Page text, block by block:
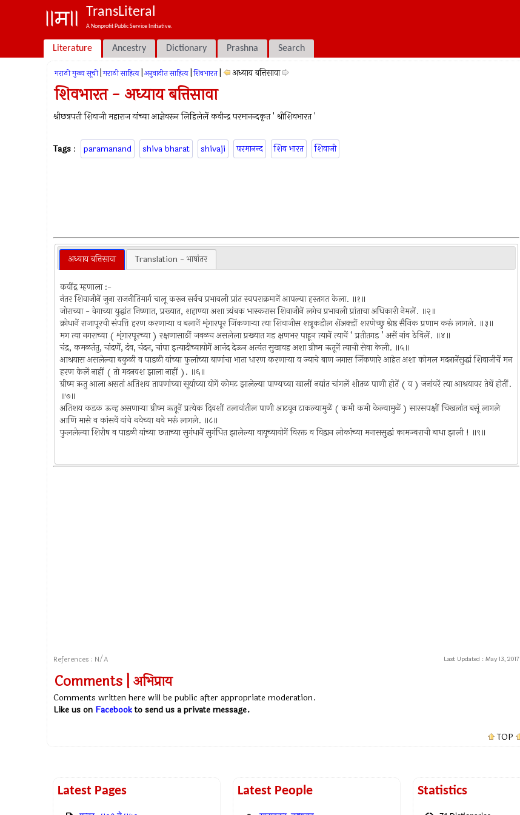
TransLiteral
A Nonprofit Public Service Initiative.
Literature Ancestry Dictionary Prashna Search
मराठी मुख्य सूची मराठी साहित्य अनुवादीत साहित्य शिवभारत अध्याय बत्तिसावा
शिवभारत - अध्याय बत्तिसावा
श्रीछत्रपती शिवाजी महाराज यांच्या आज्ञेवरून लिहिलेलें कवीन्द्र परमानन्दकृत ' श्रीशिवभारत '
Tags : paramanand shiva bharat shivaji परमानन्द शिव भारत शिवाजी
अध्याय बत्तिसावा Translation - भाषांतर
कवींद्र म्हणाला :-
नंतर शिवाजीनें जुना राजनीतिमार्ग चालू करून सर्वच प्रभावली प्रांत स्वपराक्रमानें आपल्या हस्तगत केला. ॥१॥
जोराच्या - वेगाच्या युद्धांत निष्णात, प्रख्यात, शहाण्या अशा त्र्यंबक भास्करास शिवाजीनें लगेच प्रभावली प्रांताचा अधिकारी नेमलें. ॥२॥
क्रोधानें राजापूरची संपत्ति हरण करणार्‍या व बलानें शृंगारपूर जिंकणार्‍या त्या शिवाजीस शत्रूकडील शेंअक्डों शरणेच्छु श्रेष्ठ सैनिक प्रणाम करूं लागले. ॥३॥
मग त्या नगराच्या ( शृंगारपूरच्या ) रक्षणासाठीं जवळच असलेला प्रख्यात गड क्षणभर पाहून त्यानें त्याचें ‘ प्रतीतगड ’ असें नांव ठेविलें. ॥४॥
चंद्र, कमळतंतु, चांदणें, दंव, चंदन, चांपा इत्यादीच्यायोगें आनंद देऊन अत्यंत सुखावह अशा ग्रीष्म ऋतूनें त्याची सेवा केली. ॥५॥
आश्रयास असलेल्या बकुळी व पाडळी यांच्या फुलांच्या बाणांचा भाता धारण करणार्‍या व ज्याचे बाण जगास जिंकणारे आहेत अशा कोमल मदनानेंसुद्धां शिवाजीचें मन
हरण केलें नाहीं ( तो मदनवश झाला नाहीं ). ॥६॥
ग्रीष्म ऋतु आला असतां अतिशय तापणांच्या सूर्याच्या योगें कोमट झालेल्या पाण्यच्या खालीं नद्यांत चांगलें शीतळ पाणी होतें ( व ) जनांवरें त्या आश्रयावर तेथें होतीं.
॥७॥
अतिशय कडक ऊन्ह असणार्‍या ग्रीष्म ऋतूनें प्रत्येक दिवशीं तलावांतील पाणी आटवून टाकल्यामुळें ( कमी कमी केल्यामुळें ) सारसपक्षीं चिखलांत बसूं लागले
आणि मासे व कांसवें यांचे थवेच्या थवे मरूं लागले. ॥८॥
फुललेल्या शिरीष व पाडळी यांच्या छताच्या सुगंधानें सुगंधित झालेल्या वायूच्यायोगें विरक्त व विद्वान लोकांच्या मनाससुद्धां कामज्वराची बाधा झाली ! ॥९॥
References : N/A Last Updated : May 13, 2017
Comments | अभिप्राय
Comments written here will be public after appropriate moderation.
Like us on Facebookto send us a private message.
TOP
Latest Pages Latest People Statistics